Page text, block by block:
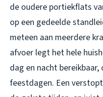
de oudere portiekflats
op een gedeelde
meteen aan meerdere
afvoer legt het hele
dag en nacht
feestdagen. Een